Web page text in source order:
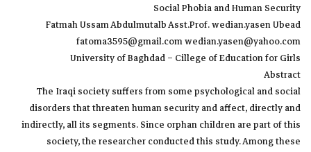
Social Phobia and Human Security
Fatmah Ussam Abdulmutalb Asst.Prof. wedian.yasen Ubead
fatoma3595@gmail.com wedian.yasen@yahoo.com
University of Baghdad – Cillege of Education for Girls
Abstract
The Iraqi society suffers from some psychological and social
disorders that threaten human security and affect, directly and
indirectly, all its segments. Since orphan children are part of this
society, the researcher conducted this study. Among these